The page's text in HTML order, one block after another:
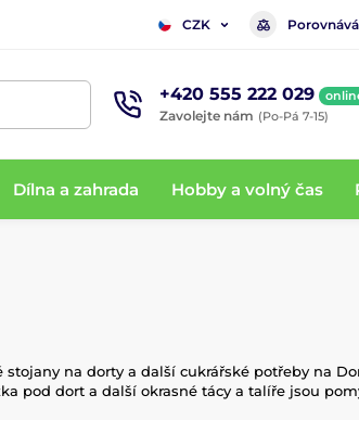
CZK
+420 555 222 029
Zavolejte nám (Po-Pá 7-15)
Dílna a zahrada Hobby a volný čas
na dorty a další cukrářské potřeby na
pod dort a další okrasné tácy a talíře jsou